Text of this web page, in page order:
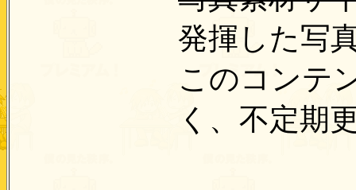
発揮した写
このコンテ
く、不定期